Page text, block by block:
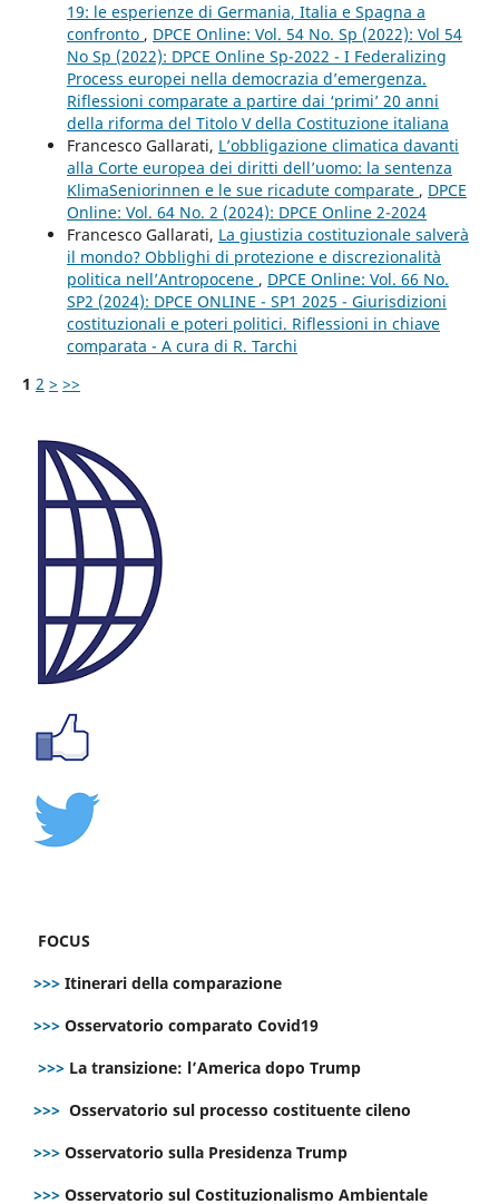
19: le esperienze di Germania, Italia e Spagna a
confronto , DPCE Online: Vol. 54 No. Sp (2022): Vol 54
No Sp (2022): DPCE Online Sp-2022 - I Federalizing
Process europei nella democrazia d’emergenza.
Riflessioni comparate a partire dai ‘primi’ 20 anni
della riforma del Titolo V della Costituzione italiana
Francesco Gallarati, L’obbligazione climatica davanti
alla Corte europea dei diritti dell’uomo: la sentenza
KlimaSeniorinnen e le sue ricadute comparate , DPCE
Online: Vol. 64 No. 2 (2024): DPCE Online 2-2024
Francesco Gallarati, La giustizia costituzionale salverà
il mondo? Obblighi di protezione e discrezionalità
politica nell’Antropocene , DPCE Online: Vol. 66 No.
SP2 (2024): DPCE ONLINE - SP1 2025 - Giurisdizioni
costituzionali e poteri politici. Riflessioni in chiave
comparata - A cura di R. Tarchi
1 2 > >>
FOCUS
>>> Itinerari della comparazione
>>> Osservatorio comparato Covid19
>>> La transizione: l’America dopo Trump
>>> Osservatorio sul processo costituente cileno
>>> Osservatorio sulla Presidenza Trump
>>> Osservatorio sul Costituzionalismo Ambientale